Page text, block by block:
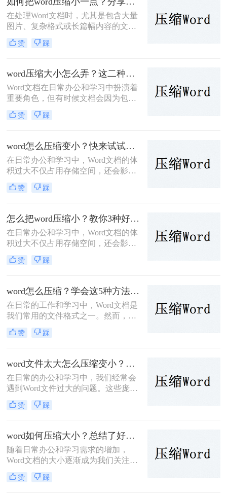
档。
在处理Word文档时，尤其是包含大量
图片、复杂格式或长篇幅内容的文
档，文件体积可能会变得相当庞大。
这不仅会占用大量存储空间，还会影
此，将Word文档压缩至更小体积显得
尤为重要。那么如何把word压缩小一
点呢？本文将介绍两种压缩Word文档
的方法。
赞 踩
word压缩大小怎么弄？这二种压缩方法很实用！
Word文档在日常办公和学习中扮演着
重要角色，但有时候文档会因为包含
大量图片、复杂的格式或嵌入对象而
变得庞大，这不仅会占用大量存储空
速度。因此，压缩Word文档大小成为
一项必要的任务。那么word压缩大小
怎么弄呢？本文将介绍两种压缩Word
文档大小的方法。
赞 踩
word怎么压缩变小？快来试试这些压缩方法！
在日常办公和学习中，Word文档的体
积过大不仅占用存储空间，还会影响
传输速度。那么word怎么压缩变小
呢？为了帮助您有效地减小Word文档
方法。
赞 踩
怎么把word压缩小？教你3种好用的压缩方法！
在日常办公和学习中，Word文档的体
积过大不仅占用存储空间，还会影响
传输速度。为了帮助您有效地减小
Word文档的大小，那么怎么把word压
方法。
赞 踩
word怎么压缩？学会这5种方法轻松完成压缩！
在日常的工作和学习中，Word文档是
我们常用的文件格式之一。然而，随
着文档内容的增加，Word文件的大小
也可能会逐渐增大，这不仅会占用更
低效率。因此，学会Word怎么压缩变
得尤为重要。本文将详细介绍几种压
缩Word文件的方法，帮助您优化文件
的存储和传输。
赞 踩
word文件太大怎么压缩变小？值得尝试的四种压缩方法介绍！
在日常的办公和学习中，我们经常会
遇到Word文件过大的问题。这些庞大
的文件不仅占据了大量的存储空间，
而且在网络传输和共享时也会变得非
么压缩变小变得尤为重要。本文将为
您介绍几种简单实用的方法，帮助您
轻松解决Word文件过大的问题。
赞 踩
word如何压缩大小？总结了好几种压缩方法！
随着日常办公和学习需求的增加，
Word文档的大小逐渐成为我们关注的
问题。过大的文档不仅占用了宝贵的
存储空间，还可能导致传输速度变
赞 踩